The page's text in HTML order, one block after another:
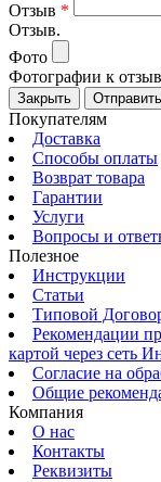
Отзыв *
Отзыв.
Фото
Фотографии к
Закрыть Отправить
Покупателям
Доставка
Способы оплаты
Возврат товара
Гарантии
Услуги
Вопросы и
Полезное
Инструкции
Статьи
Типовой
Рекомендации
картой через сеть
Согласие на
Общие
Компания
О нас
Контакты
Реквизиты